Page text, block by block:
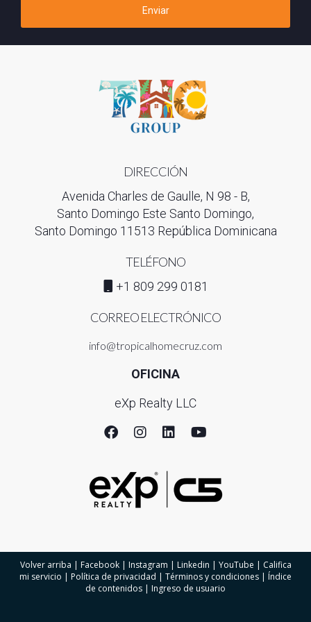
República Dominicana?
evaluar los costos asociados al proceso de refinanciación.
¿Cuánto tiempo toma el proceso de aprobación
El tiempo de aprobación puede variar ampliamente, pero
banco y de la complejidad del expediente. Es recomendable
mantener una buena comunicación con la entidad para agilizar
El seguro hipotecario es una póliza que protege al prestamista
en caso de que el prestatario no pueda cumplir con sus pagos.
requieren, especialmente si el monto del préstamo excede un
cierto porcentaje del valor de la propiedad.
¿Puedo obtener una hipoteca si soy trabajador
documentación adicional, como declaraciones de impuestos y
estados financieros. Es fundamental demostrar estabilidad y
Enviar
DIRECCIÓN
Avenida Charles de Gaulle, N 98 - B,
Santo Domingo Este Santo Domingo,
Santo Domingo 11513 República Dominicana
TELÉFONO
+1 809 299 0181
CORREO ELECTRÓNICO
info@tropicalhomecruz.com
OFICINA
eXp Realty LLC
Volver arriba | Facebook| Instagram | Linkedin | YouTube | Califica
mi servicio | Política de privacidad | Términos y condiciones | Índice
de contenidos | Ingreso de usuario